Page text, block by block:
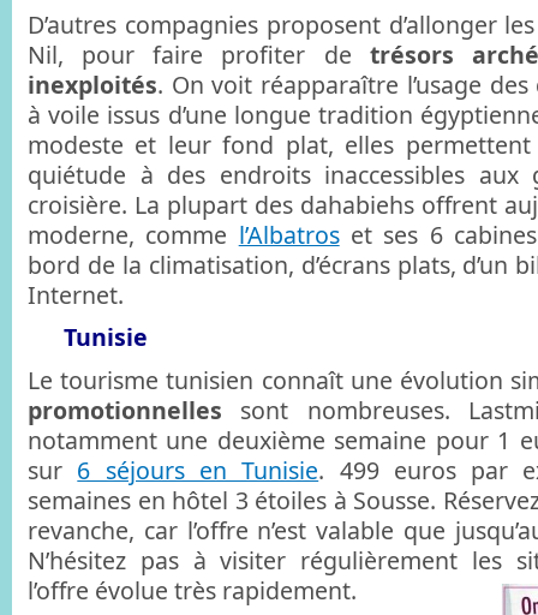
D’autres compagnies proposent d’allonger
Nil, pour faire profiter de trésors
inexploités. On voit réapparaître l’usage
à voile issus d’une longue tradition
modeste et leur fond plat, elles permettent
quiétude à des endroits inaccessibles aux
croisière. La plupart des dahabiehs offrent
moderne, comme l’Albatroset ses 6
bord de la climatisation, d’écrans plats, d’un
Internet.
Tunisie
Le tourisme tunisien connaît une évolution
promotionnelles sont nombreuses.
notamment une deuxième semaine pour 1
sur 6 séjours en Tunisie. 499 euros par
semaines en hôtel 3 étoiles à Sousse.
revanche, car l’offre n’est valable que
N’hésitez pas à visiter régulièrement les
l’offre évolue très rapidement.